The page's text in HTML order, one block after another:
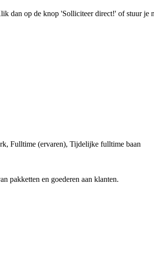
dan op de knop 'Solliciteer direct!' of stuur
Fulltime (ervaren), Tijdelijke fulltime baan
pakketten en goederen aan klanten.